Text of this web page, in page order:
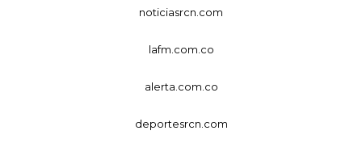
noticiasrcn.com
lafm.com.co
alerta.com.co
deportesrcn.com